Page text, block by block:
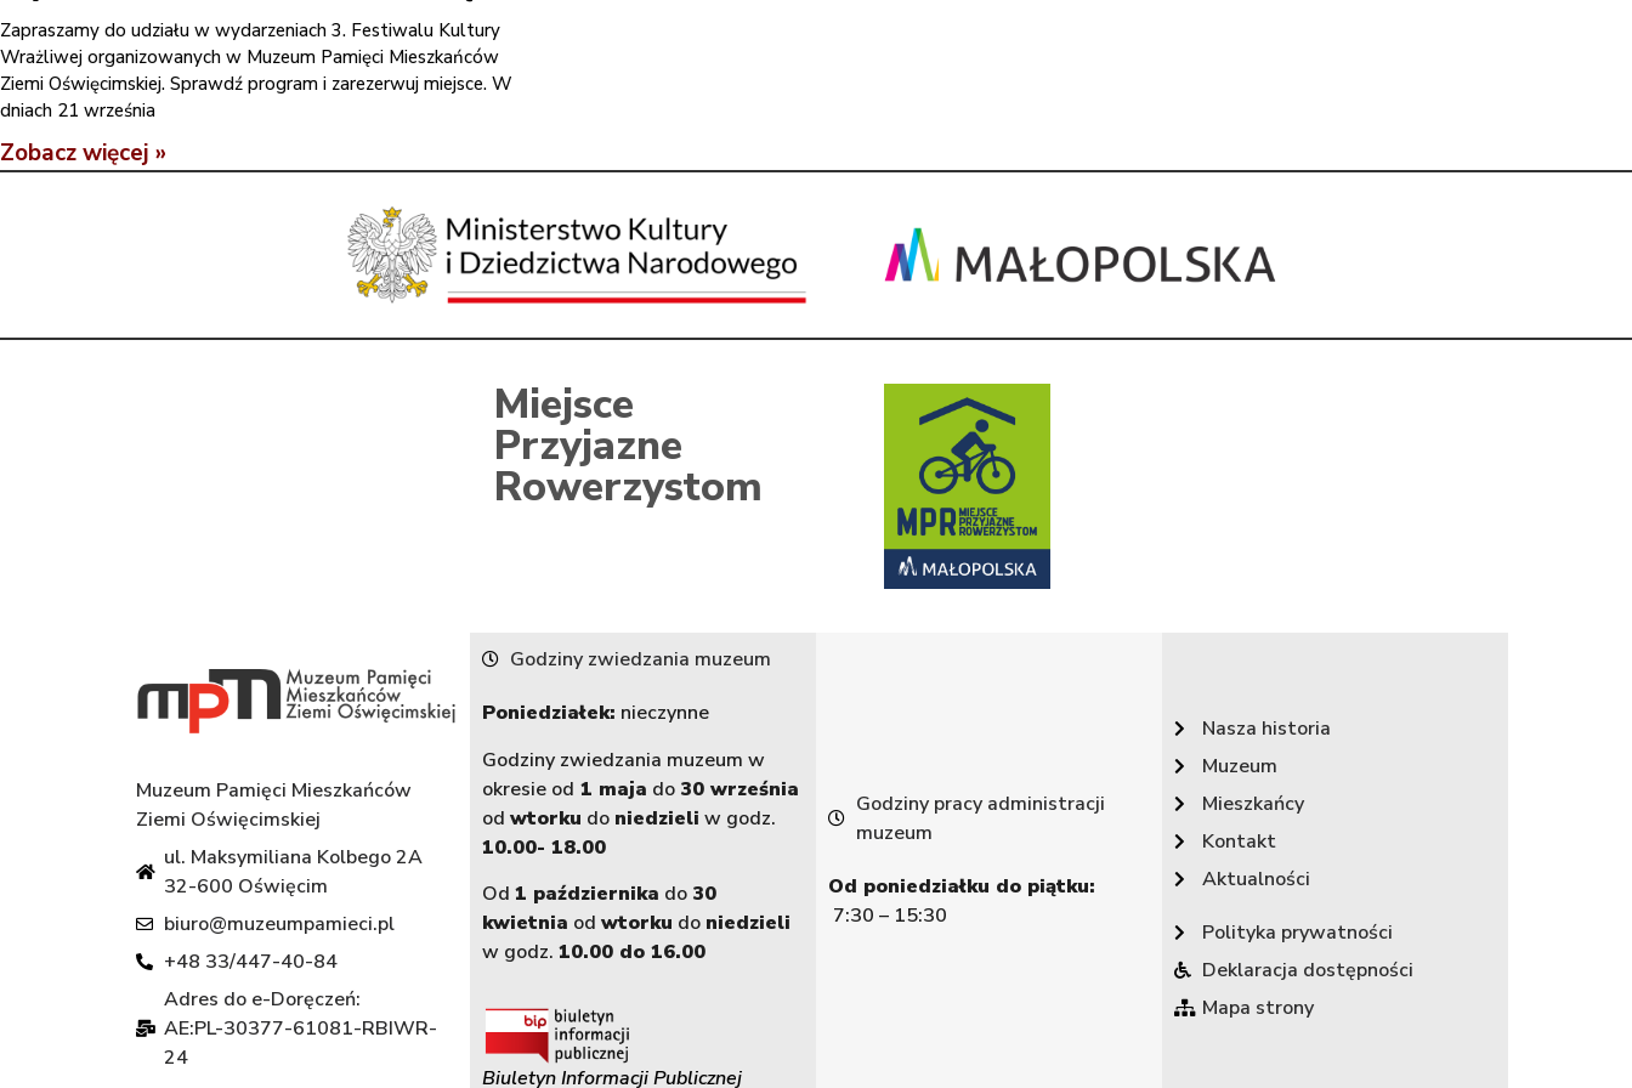
Zapraszamy do udziału w wydarzeniach 3. Festiwalu Kultury
Wrażliwej organizowanych w Muzeum Pamięci Mieszkańców
Ziemi Oświęcimskiej. Sprawdź program i zarezerwuj miejsce. W
dniach 21 września
Zobacz więcej »
Miejsce
Przyjazne
Rowerzystom
Muzeum Pamięci Mieszkańców
Ziemi Oświęcimskiej
ul. Maksymiliana Kolbego 2A
32-600 Oświęcim
biuro@muzeumpamieci.pl
+48 33/447-40-84
Adres do e-Doręczeń:
AE:PL-30377-61081-RBIWR-
24
Godziny zwiedzania muzeum
Poniedziałek: nieczynne
Godziny zwiedzania muzeum w
okresie od 1 maja do 30 września
od wtorku do niedzieli w godz.
10.00- 18.00
Od 1 października do 30
kwietnia od wtorku do niedzieli
w godz. 10.00 do 16.00
Biuletyn Informacji Publicznej
Godziny pracy administracji
muzeum
Od poniedziałku do piątku:
7:30 – 15:30
Nasza historia
Muzeum
Mieszkańcy
Kontakt
Aktualności
Polityka prywatności
Deklaracja dostępności
Mapa strony